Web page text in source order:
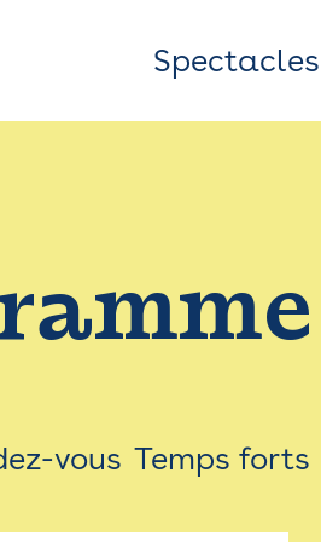
Top
Bar
Menu
Spectacles
vous Temps forts